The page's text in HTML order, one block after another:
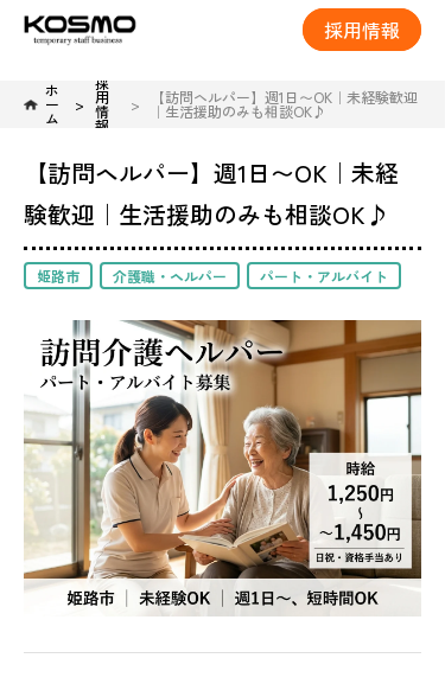
採用情報
ホ
ー
ム
採
用
情
報
【訪問ヘルパー】週1日〜OK｜未経験歓迎
｜生活援助のみも相談OK♪
【訪問ヘルパー】週1日〜OK｜未経
験歓迎｜生活援助のみも相談OK♪
姫路市 介護職・ヘルパー パート・アルバイト